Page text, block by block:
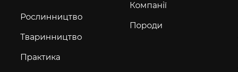
Рослинництво
Тваринництво
Практика
Компанії
Породи